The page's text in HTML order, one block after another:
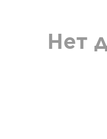
Нет